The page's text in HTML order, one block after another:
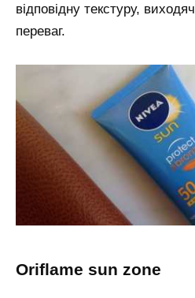
відповідну текстуру,
переваг.
oriflame sun zone